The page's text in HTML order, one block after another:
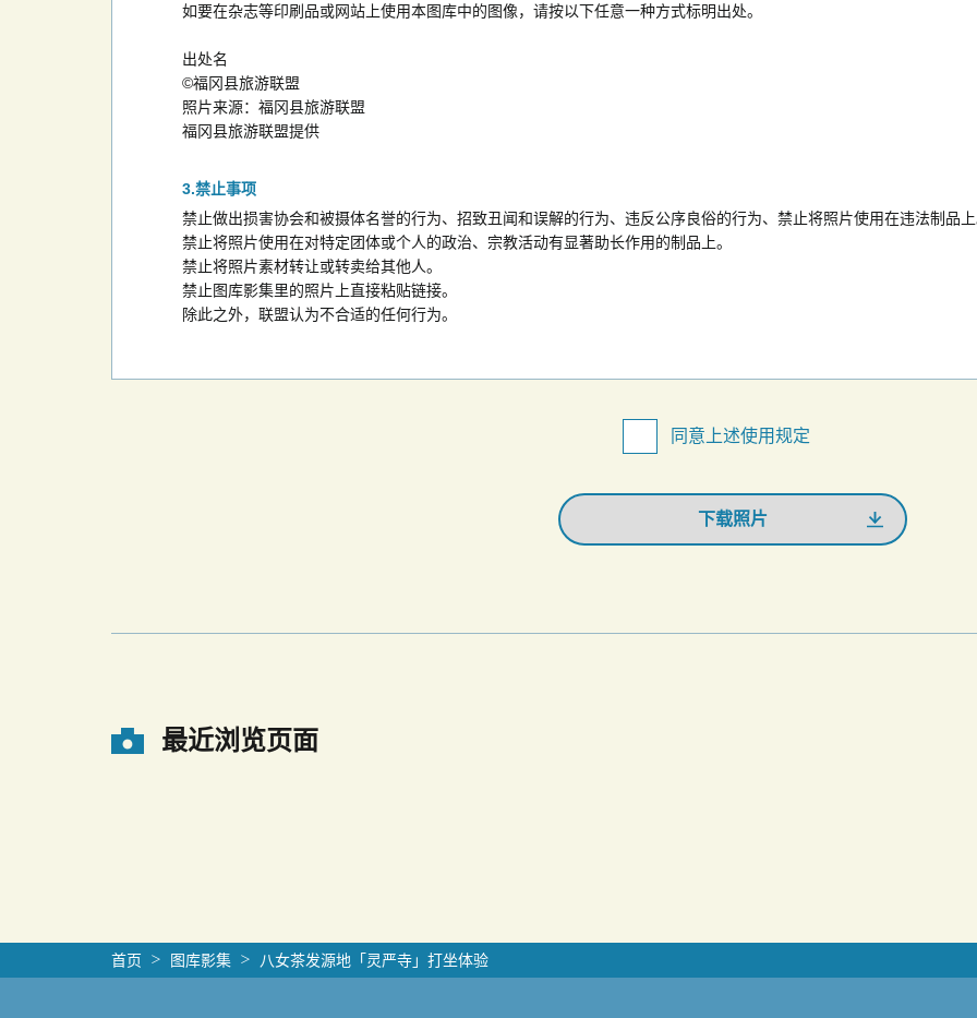
如要在杂志等印刷品或网站上使用本图库中的图像，请按以下任意一种方式标明出处。
出处名
©福冈县旅游联盟
照片来源：福冈县旅游联盟
福冈县旅游联盟提供
禁止事项
禁止做出损害协会和被摄体名誉的行为、招致丑闻和误解的行为、违反公序良俗的行为、禁止将照片使用在违法制品
禁止将照片使用在对特定团体或个人的政治、宗教活动有显著助长作用的制品上。
禁止将照片素材转让或转卖给其他人。
禁止图库影集里的照片上直接粘贴链接。
除此之外，联盟认为不合适的任何行为。
同意上述使用规定
下载照片
最近浏览页面
首页 图库影集 八女茶发源地「灵严寺」打坐体验